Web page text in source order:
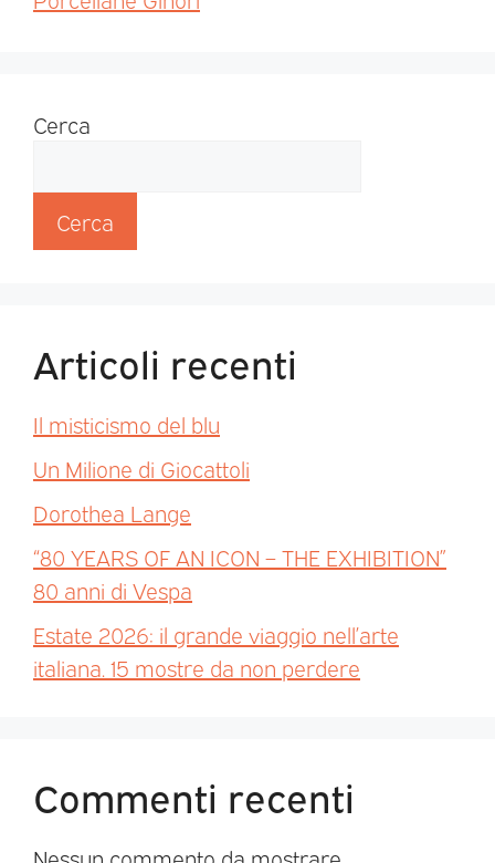
Cerca
Cerca
Articoli recenti
Il misticismo del blu
Un Milione di Giocattoli
Dorothea Lange
“80 YEARS OF AN ICON – THE EXHIBITION”
80 anni di Vespa
Estate 2026: il grande viaggio nell’arte
italiana. 15 mostre da non perdere
Commenti recenti